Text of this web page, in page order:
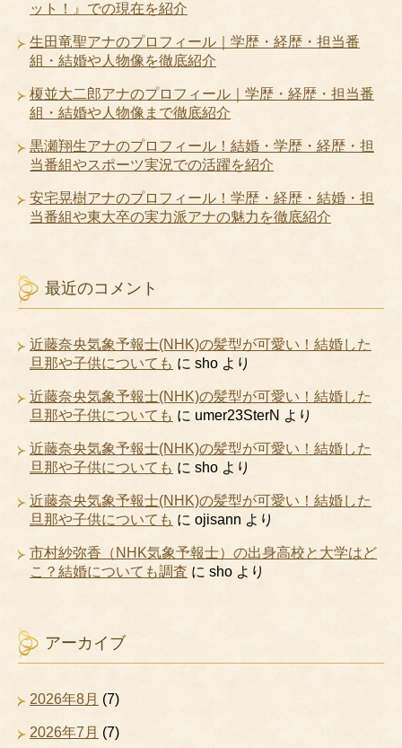
ット！』での現在を紹介
生田竜聖アナのプロフィール｜学歴・経歴・担当番
組・結婚や人物像を徹底紹介
榎並大二郎アナのプロフィール｜学歴・経歴・担当番
組・結婚や人物像まで徹底紹介
黒瀬翔生アナのプロフィール！結婚・学歴・経歴・担
当番組やスポーツ実況での活躍を紹介
安宅晃樹アナのプロフィール！学歴・経歴・結婚・担
当番組や東大卒の実力派アナの魅力を徹底紹介
最近のコメント
近藤奈央気象予報士(NHK)の髪型が可愛い！結婚した
旦那や子供についても に sho より
近藤奈央気象予報士(NHK)の髪型が可愛い！結婚した
旦那や子供についても に umer23SterN より
近藤奈央気象予報士(NHK)の髪型が可愛い！結婚した
旦那や子供についても に sho より
近藤奈央気象予報士(NHK)の髪型が可愛い！結婚した
旦那や子供についても に ojisann より
市村紗弥香（NHK気象予報士）の出身高校と大学はど
こ？結婚についても調査 に sho より
アーカイブ
2026年8月 (7)
2026年7月 (7)